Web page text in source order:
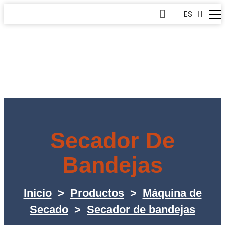
ES
Secador De
Bandejas
Inicio> Productos> Máquina de
Secado > Secador de bandejas